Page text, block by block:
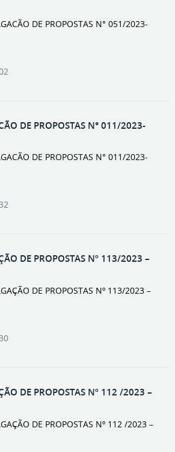
DE PROPOSTAS N° 051/2023-
DE PROPOSTAS N° 011/2023-
DE PROPOSTAS N° 011/2023-
DE PROPOSTAS Nº 113/2023 –
DE PROPOSTAS Nº 113/2023 –
DE PROPOSTAS Nº 112 /2023 –
DE PROPOSTAS Nº 112 /2023 –